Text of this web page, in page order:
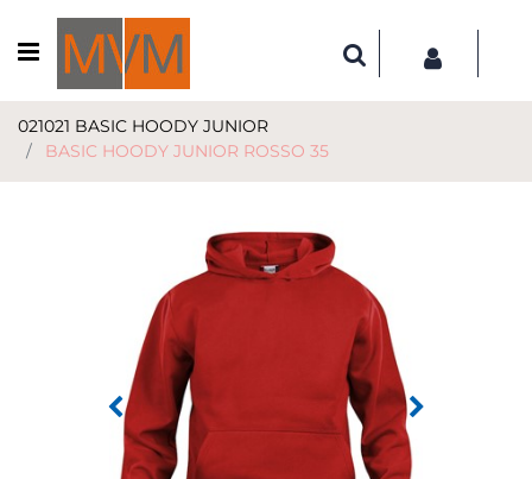
Open menu
021021 BASIC HOODY JUNIOR
BASIC HOODY JUNIOR ROSSO 35